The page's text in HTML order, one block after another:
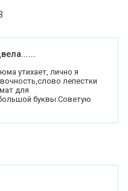
утихает, лично я
лепестки
для
буквы.Советую